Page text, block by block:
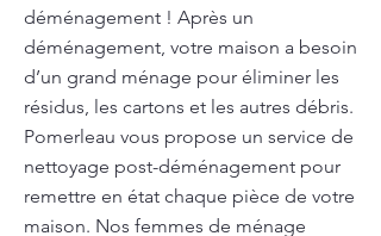
déménagement ! Après un
déménagement, votre maison a besoin
d’un grand ménage pour éliminer les
résidus, les cartons et les autres débris.
Pomerleau vous propose un service de
nettoyage post-déménagement pour
remettre en état chaque pièce de votre
maison. Nos femmes de ménage